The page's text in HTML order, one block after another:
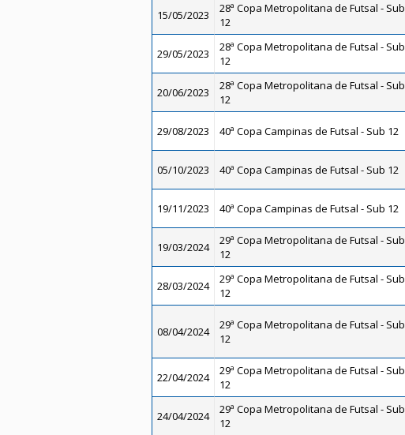
15/05/2023
28ª Copa Metropolitana de Futsal - Sub
12
29/05/2023
28ª Copa Metropolitana de Futsal - Sub
12
20/06/2023
28ª Copa Metropolitana de Futsal - Sub
12
29/08/2023 40ª Copa Campinas de Futsal - Sub 12
05/10/2023 40ª Copa Campinas de Futsal - Sub 12
19/11/2023 40ª Copa Campinas de Futsal - Sub 12
19/03/2024
29ª Copa Metropolitana de Futsal - Sub
12
28/03/2024
29ª Copa Metropolitana de Futsal - Sub
12
08/04/2024
29ª Copa Metropolitana de Futsal - Sub
12
22/04/2024
29ª Copa Metropolitana de Futsal - Sub
12
24/04/2024
29ª Copa Metropolitana de Futsal - Sub
12